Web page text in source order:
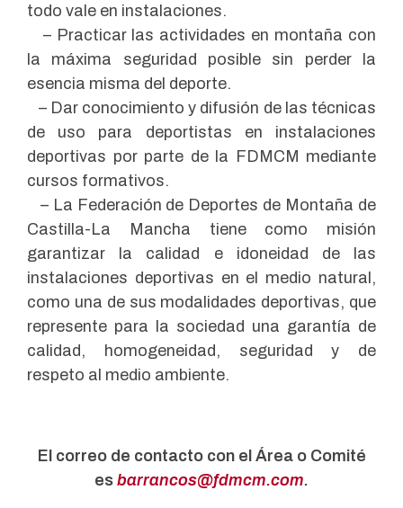
todo vale en instalaciones.
– Practicar las actividades en montaña con
la máxima seguridad posible sin perder la
esencia misma del deporte.
– Dar conocimiento y difusión de las técnicas
de uso para deportistas en instalaciones
deportivas por parte de la FDMCM mediante
cursos formativos.
– La Federación de Deportes de Montaña de
Castilla-La Mancha tiene como misión
garantizar la calidad e idoneidad de las
instalaciones deportivas en el medio natural,
como una de sus modalidades deportivas, que
represente para la sociedad una garantía de
calidad, homogeneidad, seguridad y de
respeto al medio ambiente.
El correo de contacto con el Área o Comité
es barrancos@fdmcm.com.